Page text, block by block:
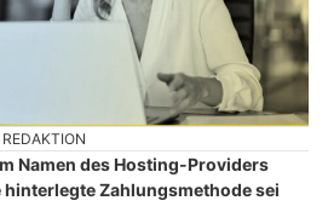
Namen des Hosting-Providers
Zahlungsmethode sei